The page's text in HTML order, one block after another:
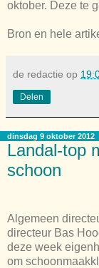
oktober. Deze te
Bron en hele
de redactie op
Delen
dinsdag 9 oktober 2012
Landal-top
schoon
Algemeen
directeur Bas
deze week
om